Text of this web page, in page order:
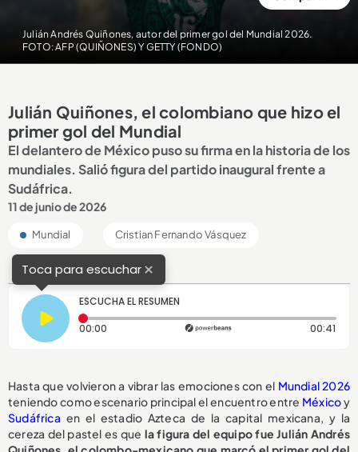
Julián Andrés Quiñones, autor del primer gol del Mundial 2026.
FOTO: AFP (QUIÑONES) Y GETTY (FONDO)
Julián Quiñones, el colombiano que hizo el
primer gol del Mundial
El delantero de México puso su firma en la historia de los
mundiales. Salió figura del partido inaugural frente a
Sudáfrica.
11 de junio de 2026
Mundial Cristian Fernando Vásquez
Toca para escuchar×
ESCUCHA EL RESUMEN
00:00 Tiempo transcurrido: 0 segundos 00:41
Hasta que volvieron a vibrar las emociones con el Mundial 2026
teniendo como escenario principal el encuentro entre Méxicoy
Sudáfrica en el estadio Azteca de la capital mexicana, y la
cereza del pastel es que la figura del equipo fue Julián Andrés